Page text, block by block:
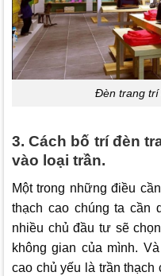
Đèn trang trí
3. Cách bố trí đèn
vào loại trần.
Một trong những điều
thạch cao chúng ta cần
nhiều chủ đầu tư sẽ
không gian của mình.
cao chủ yếu là trần thạch